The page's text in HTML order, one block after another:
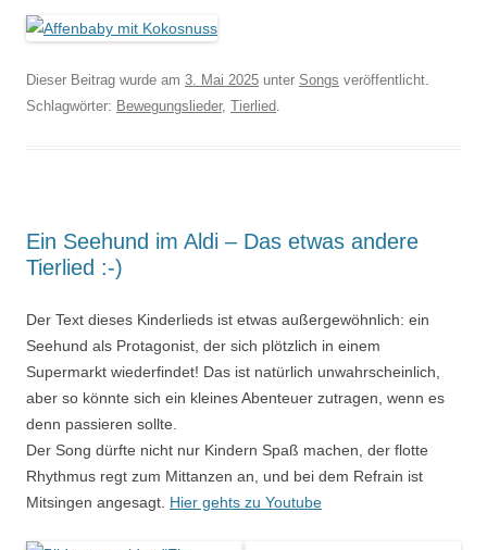
Dieser Beitrag wurde am 3. Mai 2025 unter Songs veröffentlicht.
Schlagwörter: Bewegungslieder, Tierlied.
Ein Seehund im Aldi – Das etwas andere
Tierlied :-)
Der Text dieses Kinderlieds ist etwas außergewöhnlich: ein
Seehund als Protagonist, der sich plötzlich in einem
Supermarkt wiederfindet! Das ist natürlich unwahrscheinlich,
aber so könnte sich ein kleines Abenteuer zutragen, wenn es
denn passieren sollte.
Der Song dürfte nicht nur Kindern Spaß machen, der flotte
Rhythmus regt zum Mittanzen an, und bei dem Refrain ist
Mitsingen angesagt. Hier gehts zu Youtube